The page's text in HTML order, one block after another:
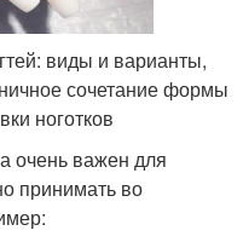
виды и варианты,
сочетание формы
ноготков
очень важен для
принимать во